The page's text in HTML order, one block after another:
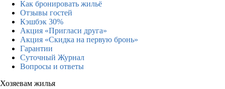
Как бронировать жильё
Отзывы гостей
Кэшбэк 30%
Акция «Пригласи друга»
Акция «Скидка на первую бронь»
Гарантии
Суточный Журнал
Вопросы и ответы
Хозяевам жилья